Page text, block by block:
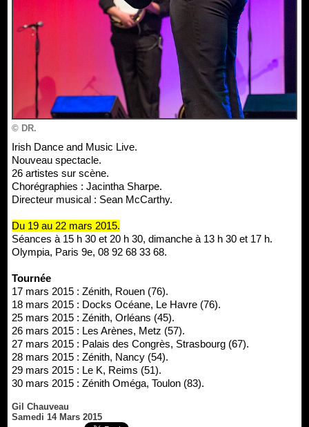
© DR.
Irish Dance and Music Live.
Nouveau spectacle.
26 artistes sur scène.
Chorégraphies : Jacintha Sharpe.
Directeur musical : Sean McCarthy.
Du 19 au 22 mars 2015.
Séances à 15 h 30 et 20 h 30, dimanche à 13 h 30 et 17 h.
Olympia, Paris 9e, 08 92 68 33 68.
Tournée
17 mars 2015 : Zénith, Rouen (76).
18 mars 2015 : Docks Océane, Le Havre (76).
25 mars 2015 : Zénith, Orléans (45).
26 mars 2015 : Les Arènes, Metz (57).
27 mars 2015 : Palais des Congrès, Strasbourg (67).
28 mars 2015 : Zénith, Nancy (54).
29 mars 2015 : Le K, Reims (51).
30 mars 2015 : Zénith Oméga, Toulon (83).
Gil Chauveau
Samedi 14 Mars 2015